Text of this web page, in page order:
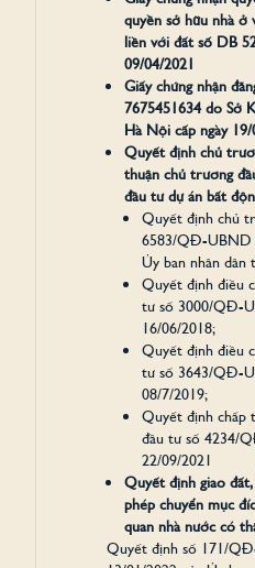
quyền sở hữu nhà ở
liền với đất số DB
09/04/2021
Giấy chứng nhận
7675451634 do Sở
Hà Nội cấp ngày
Quyết định chủ
thuận chủ trương
đầu tư dự án bất
Quyết định chủ
6583/QĐ-UBND
Ủy ban nhân
Quyết định điều
tư số 3000/QĐ-
16/06/2018;
Quyết định điều
tư số 3643/QĐ-
08/7/2019;
Quyết định chấp
đầu tư số 4234/
22/09/2021
Quyết định giao
phép chuyển mục
quan nhà nước có
Quyết định số 171/